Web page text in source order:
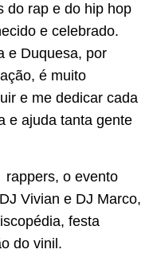
do rap e do hip hop
e celebrado.
e Duquesa, por
é muito
e me dedicar cada
e ajuda tanta gente
o evento
Vivian e DJ Marco,
festa
do vinil.